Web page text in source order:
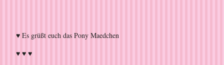
♥ Es grüßt euch das Pony Maedchen
♥ ♥ ♥